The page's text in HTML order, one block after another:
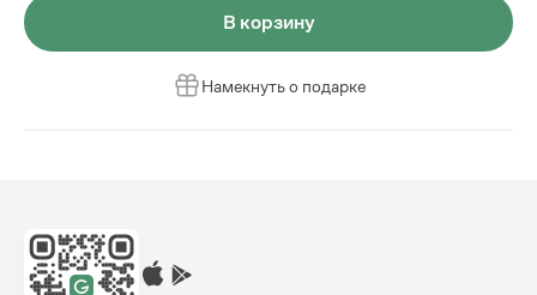
В корзину
Намекнуть о подарке